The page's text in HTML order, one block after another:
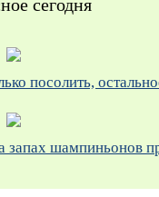
сегодня
посолить,
шампиньонов